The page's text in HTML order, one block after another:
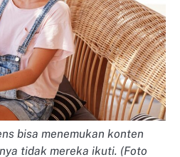
bisa menemukan konten
tidak mereka ikuti. (Foto